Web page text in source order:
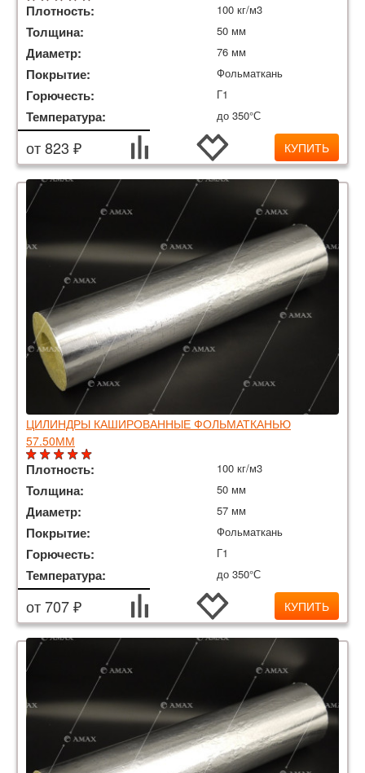
Плотность: 100 кг/м3
Толщина: 50 мм
Диаметр: 76 мм
Покрытие: Фольматкань
Горючесть: Г1
Температура: до 350°С
от 823 ₽ КУПИТЬ
ЦИЛИНДРЫ КАШИРОВАННЫЕ ФОЛЬМАТКАНЬЮ
57.50ММ
Плотность: 100 кг/м3
Толщина: 50 мм
Диаметр: 57 мм
Покрытие: Фольматкань
Горючесть: Г1
Температура: до 350°С
от 707 ₽ КУПИТЬ